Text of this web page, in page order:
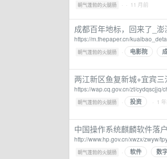
朝气蓬勃的火腿肠 · · 11 月前
成都百年地标，回来了_
https://m.thepaper.cn/
朝气蓬勃的火腿肠 · 电影院
两江新区鱼复新城+宜宾
https://wap.cq.gov.cn/zt/
朝气蓬勃的火腿肠 · 投资 · 1
中国操作系统麒麟软件落
http://www.hp.gov.cn/xwzx/zwyw/
朝气蓬勃的火腿肠 · 软件 数